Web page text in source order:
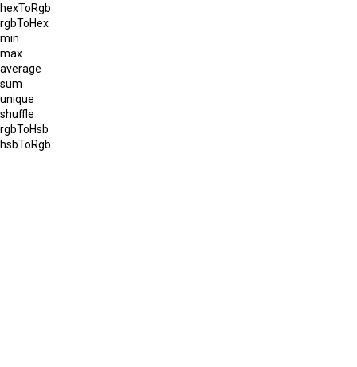
hexToRgb
rgbToHex
min
max
average
sum
unique
shuffle
rgbToHsb
hsbToRgb